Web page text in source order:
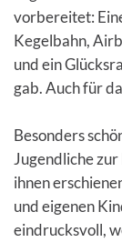
vorbereitet:
Kegelbahn,
und ein
gab. Auch für
Besonders
Jugendliche
ihnen
und eigenen
eindrucksvoll,